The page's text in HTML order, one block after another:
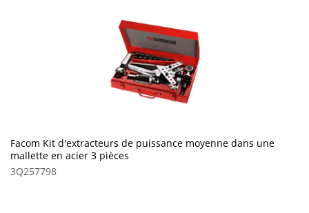
Facom Kit d'extracteurs de puissance moyenne dans une
mallette en acier 3 pièces
3Q257798